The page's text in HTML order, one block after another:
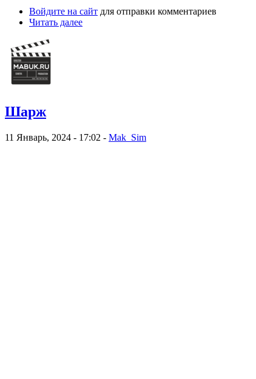
Войдите на сайт для отправки комментариев
Читать далее
Шарж
11 Январь, 2024 - 17:02 - Mak_Sim